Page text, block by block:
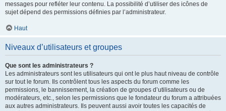
messages pour refléter leur contenu. La possibilité d’utiliser des icônes de
sujet dépend des permissions définies par l’administrateur.
Haut
Niveaux d’utilisateurs et groupes
Que sont les administrateurs ?
Les administrateurs sont les utilisateurs qui ont le plus haut niveau de contrôle
sur tout le forum. Ils contrôlent tous les aspects du forum comme les
permissions, le bannissement, la création de groupes d’utilisateurs ou de
modérateurs, etc., selon les permissions que le fondateur du forum a attribuées
aux autres administrateurs. Ils peuvent aussi avoir toutes les capacités de